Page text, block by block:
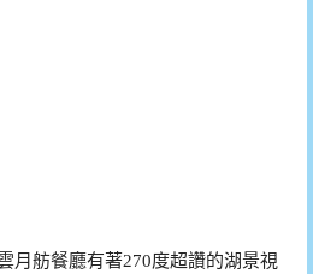
月舫餐廳有著270度超讚的湖景視